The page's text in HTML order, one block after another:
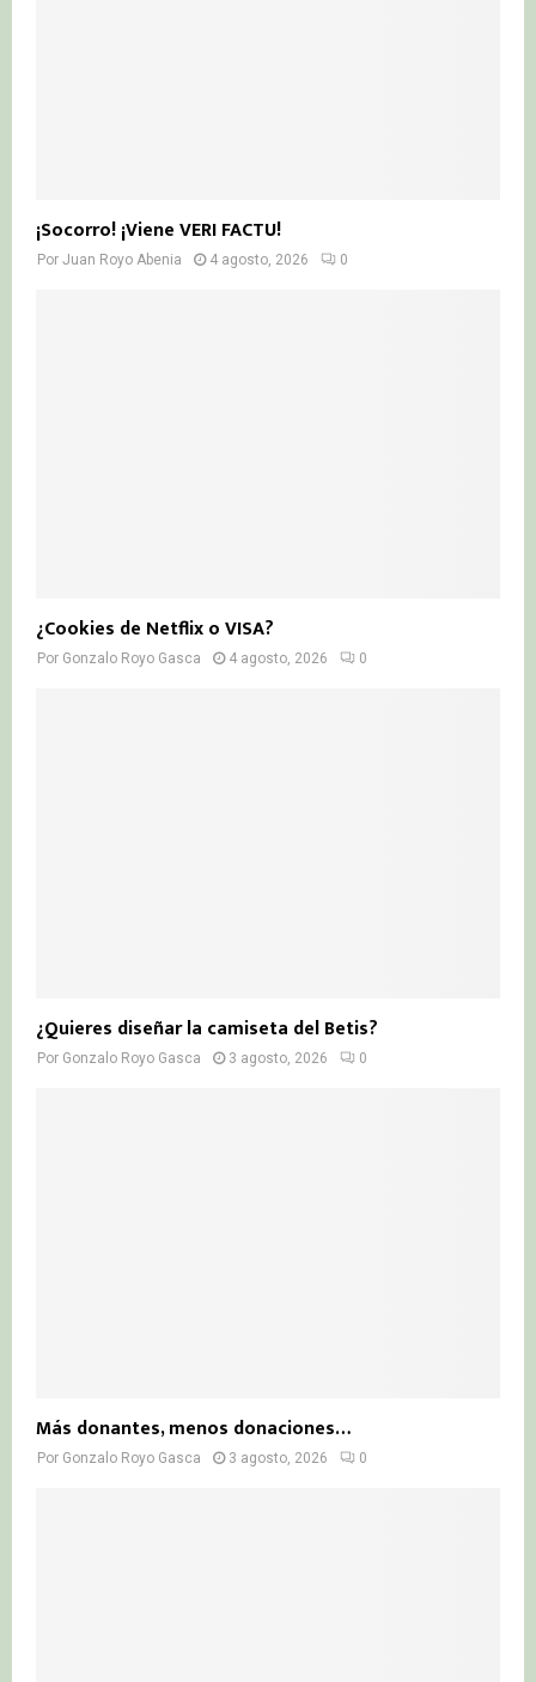
¡Socorro! ¡Viene VERI FACTU!
Por Juan Royo Abenia 4 agosto, 2026 0
¿Cookies de Netflix o VISA?
Por Gonzalo Royo Gasca 4 agosto, 2026 0
¿Quieres diseñar la camiseta del Betis?
Por Gonzalo Royo Gasca 3 agosto, 2026 0
Más donantes, menos donaciones…
Por Gonzalo Royo Gasca 3 agosto, 2026 0